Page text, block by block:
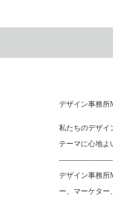
デザイン事務所
私たちのデザイ
テーマに心地よ
デザイン事務所
ー、マーケター